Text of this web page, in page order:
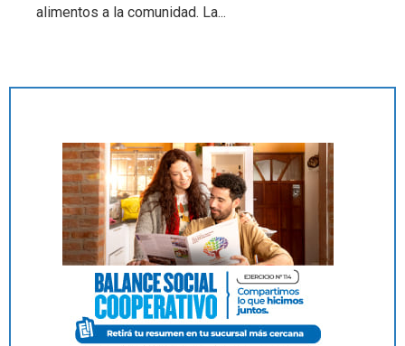
alimentos a la comunidad. La...